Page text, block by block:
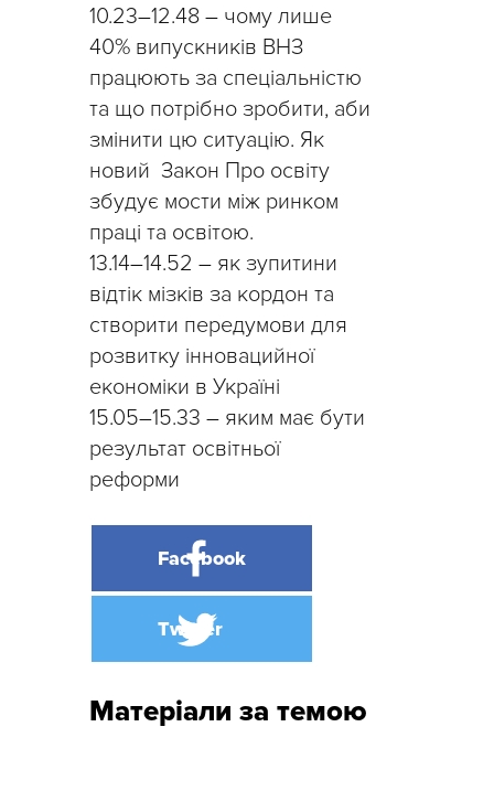
10.23–12.48 – чому лише
40% випускників ВНЗ
працюють за спеціальністю
та що потрібно зробити, аби
змінити цю ситуацію. Як
новий Закон Про освіту
збудує мости між ринком
праці та освітою.
13.14–14.52 – як зупитини
відтік мізків за кордон та
створити передумови для
розвитку інновацийної
економіки в Україні
15.05–15.33 – яким має бути
результат освітньої
реформи
Матеріали за темою